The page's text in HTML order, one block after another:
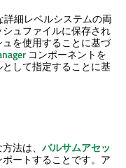
細レベルシステムの両
ュファイルに保存され
を使用することに基づ
コンポーネントを
して指定することに基
法は、 バルサムアセッ
ートすることです。ア